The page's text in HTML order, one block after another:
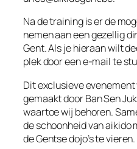
Na de training is er de
nemen aan een gezellig
Gent. Als je hieraan wilt
plek door een e-mail te
Dit exclusieve
gemaakt door Ban Sen
waartoe wij behoren.
de schoonheid van aikido
de Gentse dojo’s te vieren.